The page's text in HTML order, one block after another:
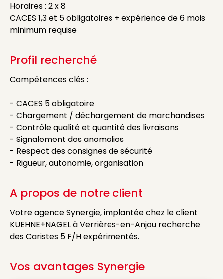
Horaires : 2 x 8
CACES 1,3 et 5 obligatoires + expérience de 6 mois
minimum requise
Profil recherché
Compétences clés :
- CACES 5 obligatoire
- Chargement / déchargement de marchandises
- Contrôle qualité et quantité des livraisons
- Signalement des anomalies
- Respect des consignes de sécurité
- Rigueur, autonomie, organisation
A propos de notre client
Votre agence Synergie, implantée chez le client
KUEHNE+NAGEL à Verrières-en-Anjou recherche
des Caristes 5 F/H expérimentés.
Vos avantages Synergie